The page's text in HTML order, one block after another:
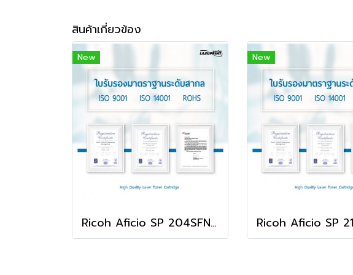
สินค้าเกี่ยวข้อง
New
Ricoh Aficio SP 204SFN ตลับหมึก คุณภาพดี พิมพ์คมชัด ใช้ได้จริง!
New